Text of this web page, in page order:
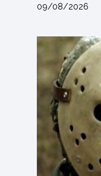
09/08/2026